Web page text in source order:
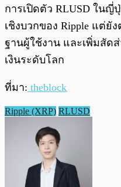
การเปิดตัว RLUSD ใน
เชิงบวกของ Ripple แต่ยั
ฐานผู้ใช้งาน และเพิ่มสัด
เงินระดับโลก
ที่มา: theblock
Ripple (XRP) RLUSD